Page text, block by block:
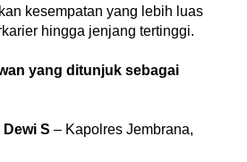
kesempatan yang lebih luas
hingga jenjang tertinggi.
yang ditunjuk sebagai
S – Kapolres Jembrana,